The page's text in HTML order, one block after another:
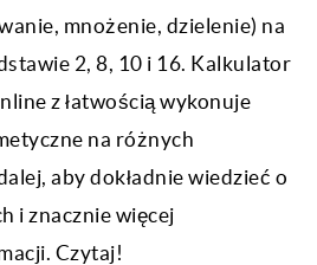
mnożenie, dzielenie) na
2, 8, 10 i 16. Kalkulator
z łatwością wykonuje
na różnych
aby dokładnie wiedzieć o
i znacznie więcej
Czytaj!